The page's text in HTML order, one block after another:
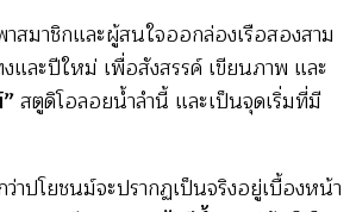
าสมาชิกและผู้สนใจออกล่องเรือสองสาม
และปีใหม่ เพื่อสังสรรค์ เขียนภาพ และ
สตูดิโอลอยน้ำลำนี้ และเป็นจุดเริ่มที่มี
ว่าปโยชนม์จะปรากฏเป็นจริงอยู่เบื้องหน้า